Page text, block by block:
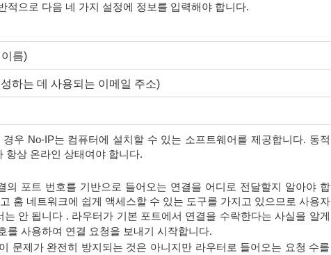
적으로 다음 네 가지 설정에 정보를 입력해야 합니다.
름)
하는 데 사용되는 이메일 주소)
우 No-IP는 컴퓨터에 설치할 수 있는 소프트웨어를 제공합니다. 동적
항상 온라인 상태여야 합니다.
의 포트 번호를 기반으로 들어오는 연결을 어디로 전달할지 알아야 합
홈 네트워크에 쉽게 액세스할 수 있는 도구를 가지고 있으므로 사용자
는 안 됩니다 . 라우터가 기본 포트에서 연결을 수락한다는 사실을 알게
를 사용하여 연결 요청을 보내기 시작합니다.
문제가 완전히 방지되는 것은 아니지만 라우터로 들어오는 요청 수를